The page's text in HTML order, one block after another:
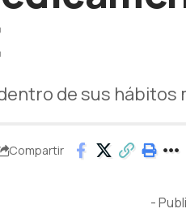
de sus
Compartir
-